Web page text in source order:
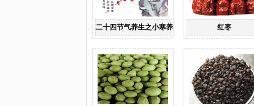
二十四节气养生之小寒养生 红枣